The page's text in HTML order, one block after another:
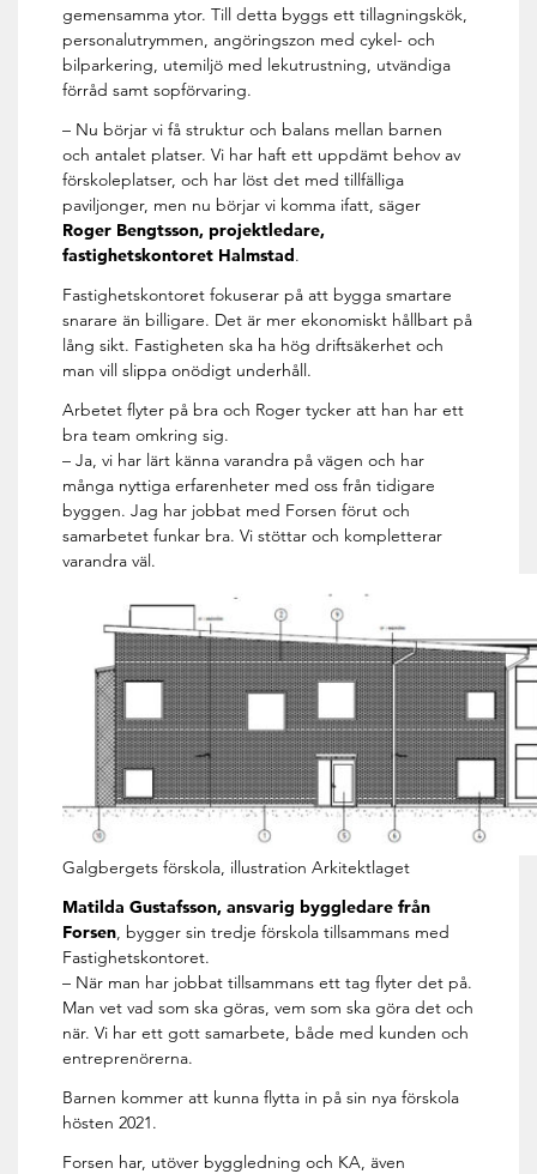
gemensamma ytor. Till detta byggs ett tillagningskök,
personalutrymmen, angöringszon med cykel- och
bilparkering, utemiljö med lekutrustning, utvändiga
förråd samt sopförvaring.
– Nu börjar vi få struktur och balans mellan barnen
och antalet platser. Vi har haft ett uppdämt behov av
förskoleplatser, och har löst det med tillfälliga
paviljonger, men nu börjar vi komma ifatt, säger
Roger Bengtsson, projektledare,
fastighetskontoret Halmstad .
Fastighetskontoret fokuserar på att bygga smartare
snarare än billigare. Det är mer ekonomiskt hållbart på
lång sikt. Fastigheten ska ha hög driftsäkerhet och
man vill slippa onödigt underhåll.
Arbetet flyter på bra och Roger tycker att han har ett
bra team omkring sig.
– Ja, vi har lärt känna varandra på vägen och har
många nyttiga erfarenheter med oss från tidigare
byggen. Jag har jobbat med Forsen förut och
samarbetet funkar bra. Vi stöttar och kompletterar
varandra väl.
Galgbergets förskola, illustration Arkitektlaget
Matilda Gustafsson, ansvarig byggledare från
Forsen, bygger sin tredje förskola tillsammans med
Fastighetskontoret.
– När man har jobbat tillsammans ett tag flyter det på.
Man vet vad som ska göras, vem som ska göra det och
när. Vi har ett gott samarbete, både med kunden och
entreprenörerna.
Barnen kommer att kunna flytta in på sin nya förskola
hösten 2021.
Forsen har, utöver byggledning och KA, även